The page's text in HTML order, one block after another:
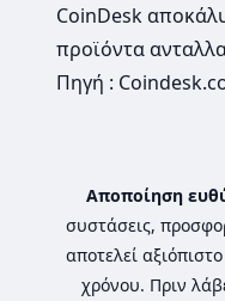
CoinDesk
προϊόντα
Πηγή :
Αποποίηση
συστάσεις,
αποτελεί
χρόνου. Πριν